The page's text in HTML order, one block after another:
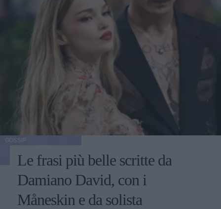
Le frasi più belle scritte da
Damiano David, con i
Måneskin e da solista